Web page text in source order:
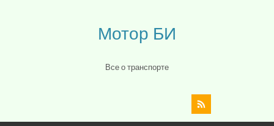
Мотор БИ
Все о транспорте